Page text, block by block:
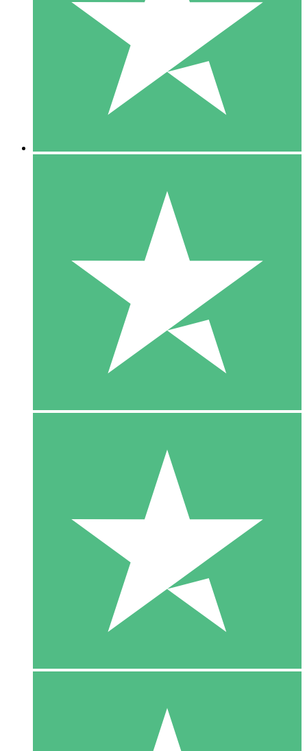
Paga a consumo con crediti di download. Nessun impegno
1 Download
10
US$1500
10 Download
20